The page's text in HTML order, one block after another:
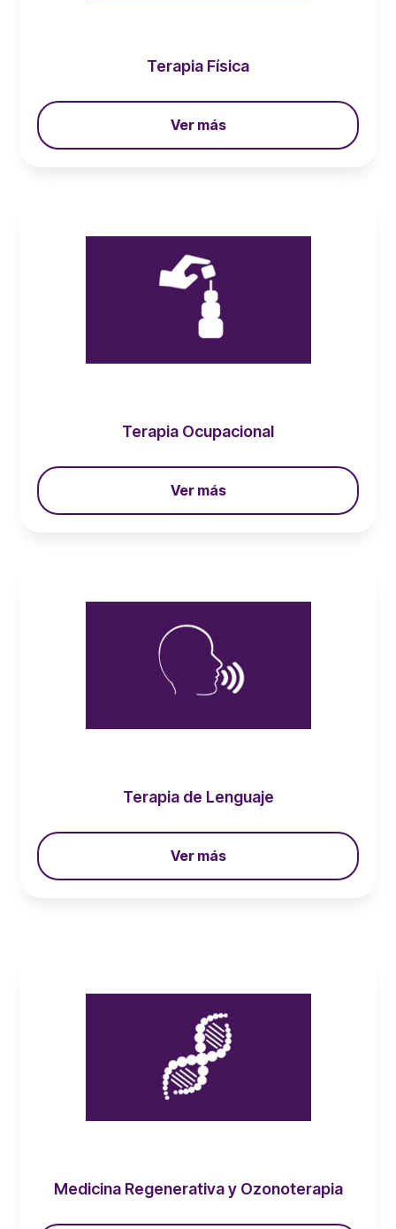
Terapia Física
Ver más
Terapia Ocupacional
Ver más
Terapia de Lenguaje
Ver más
Medicina Regenerativa y Ozonoterapia